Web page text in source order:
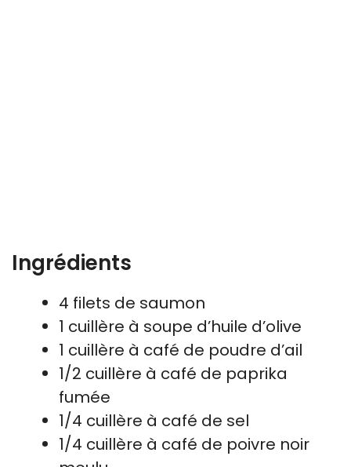
Ingrédients
4 filets de saumon
1 cuillère à soupe d’huile d’olive
1 cuillère à café de poudre d’ail
1/2 cuillère à café de paprika
fumée
1/4 cuillère à café de sel
1/4 cuillère à café de poivre noir